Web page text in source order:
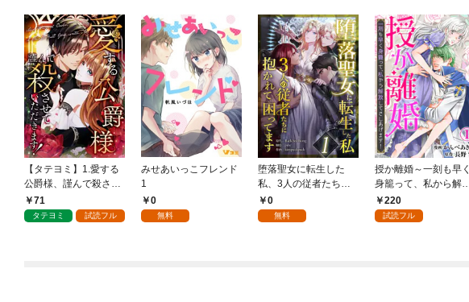
【タテヨミ】1.愛する
公爵様、謹んで殺させ
ていただきます！
71
タテヨミ 試読フル
みせあいっこフレンド
1
0
無料
堕落聖女に転生した
私、3人の従者たちに
抱かれて困ってます 第
1話
0
無料
授か離婚～一刻も早く
身籠って、私から解放
してさしあげます！1
220
試読フル